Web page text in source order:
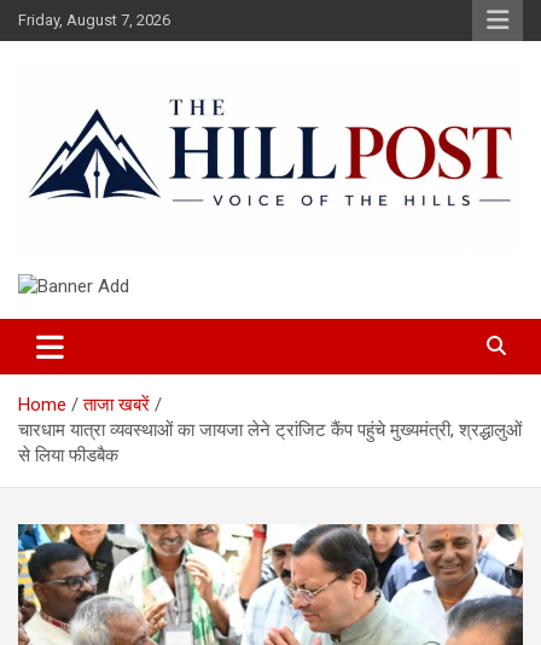
Skip
to
Friday, August 7, 2026
The Hillpost
Home
ताजा खबरें
चारधाम यात्रा व्यवस्थाओं का जायजा लेने ट्रांजिट कैंप पहुंचे मुख्यमंत्री, श्रद्धालुओं
से लिया फीडबैक